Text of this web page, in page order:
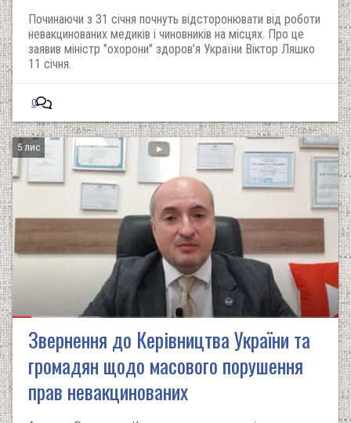
Починаючи з 31 січня почнуть відсторонювати від роботи
невакцинованих медиків і чиновників на місцях. Про це
заявив міністр "охорони" здоров’я України Віктор Ляшко
11 січня.
0
5 лис
Звернення до Керівництва України та
громадян щодо масового порушення
прав невакцинованих